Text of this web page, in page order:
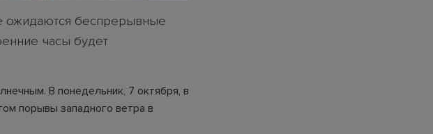
ожидаются беспрерывные
часы будет
В понедельник, 7 октября, в
порывы западного ветра в